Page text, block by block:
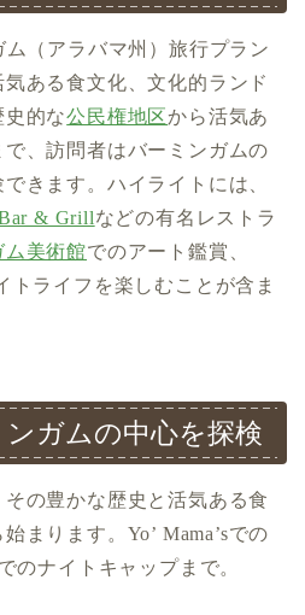
（アラバマ州）旅行プラン
ある食文化、文化的ランド
史的な公民権地区から活気あ
、訪問者はバーミンガムの
きます。ハイライトには、
& Grillなどの有名レストラ
ム美術館でのアート鑑賞、
トライフを楽しむことが含ま
ンガムの中心を探検
の豊かな歴史と活気ある食
まります。Yo’ Mama’sでの
のナイトキャップまで。